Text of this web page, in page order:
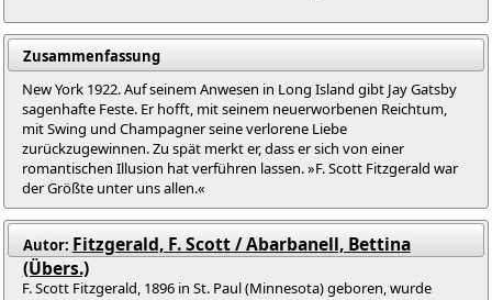
Zusammenfassung
New York 1922. Auf seinem Anwesen in Long Island gibt Jay Gatsby
sagenhafte Feste. Er hofft, mit seinem neuerworbenen Reichtum,
mit Swing und Champagner seine verlorene Liebe
zurückzugewinnen. Zu spät merkt er, dass er sich von einer
romantischen Illusion hat verführen lassen. »F. Scott Fitzgerald war
der Größte unter uns allen.«
Autor: Fitzgerald, F. Scott / Abarbanell, Bettina
(Übers.)
F. Scott Fitzgerald, 1896 in St. Paul (Minnesota) geboren, wurde